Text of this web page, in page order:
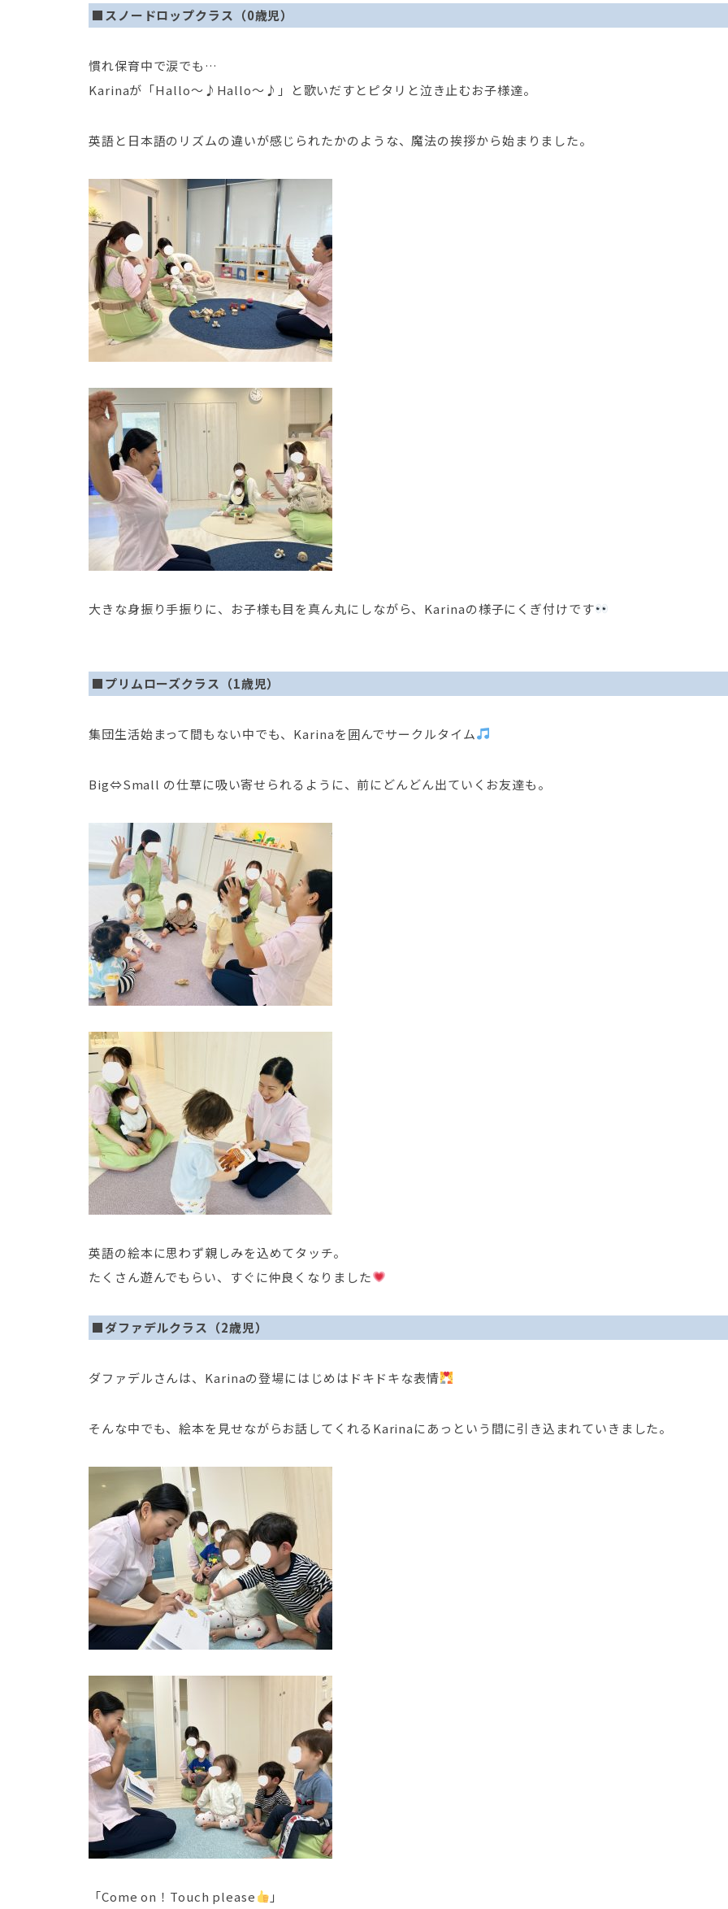
■スノードロップクラス（0歳児）
慣れ保育中で涙でも…
Karinaが「Hallo～♪Hallo～♪」と歌いだすとピタリと泣き止むお子様達。
英語と日本語のリズムの違いが感じられたかのような、魔法の挨拶から始まりました。
大きな身振り手振りに、お子様も目を真ん丸にしながら、Karinaの様子にくぎ付けです
■プリムローズクラス（1歳児）
集団生活始まって間もない中でも、Karinaを囲んでサークルタイム
Big⇔Small の仕草に吸い寄せられるように、前にどんどん出ていくお友達も。
英語の絵本に思わず親しみを込めてタッチ。
たくさん遊んでもらい、すぐに仲良くなりました
■ダファデルクラス（2歳児）
ダファデルさんは、Karinaの登場にはじめはドキドキな表情
そんな中でも、絵本を見せながらお話してくれるKarinaにあっという間に引き込まれていきました。
「Come on！Touch please 」